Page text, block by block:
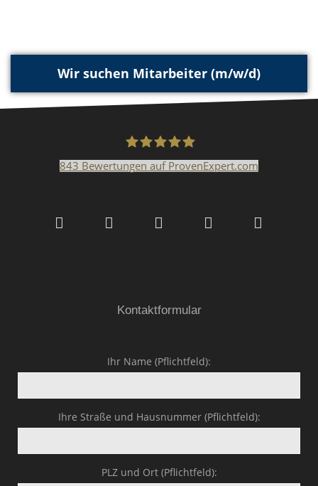
Wir suchen Mitarbeiter (m/w/d)
GmbH & Co.KG
843 Bewertungen auf ProvenExpert.com
Kontaktformular
Ihr Name (Pflichtfeld):
Ihre Straße und Hausnummer (Pflichtfeld):
PLZ und Ort (Pflichtfeld):